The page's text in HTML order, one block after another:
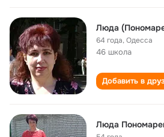
Люда
64 года,Одесса
46 школа
Добавить в
Люда